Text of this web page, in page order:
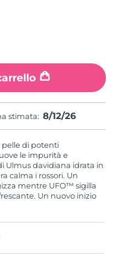
stimata: 8/12/26
pelle di potenti
le impurità e
Ulmus davidiana idrata in
calma i rossori. Un
mentre UFO™ sigilla
Un nuovo inizio
Consegna stimata 8/10/26
Consegna stimata
Consegna stimata
Consegna stimata8/10/26
Consegna stimata 8/10/26
Consegna stimata8/10/26
Consegna stimata8/13/26